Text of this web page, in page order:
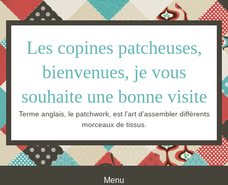
Les copines patcheuses,
bienvenues, je vous
souhaite une bonne visite
Terme anglais, le patchwork, est l’art d’assembler différents
morceaux de tissus.
Menu